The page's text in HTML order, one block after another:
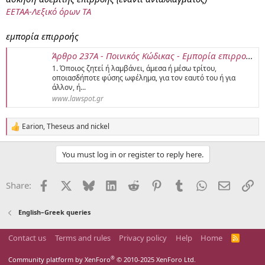
μεσάζοντα.
Θα προσθέσω όμως και (για ειδικές χρήσεις) τονδιεκπεραιωτή.
ΕΕΤΑΑ-Λεξικό όρων ΤΑ
εμπορία επιρροής
Άρθρο 237Α - Ποινικός Κώδικας - Εμπορία επιρροής - Μεσάζοντες
1. Όποιος ζητεί ή λαμβάνει, άμεσα ή μέσω τρίτου,
οποιασδήποτε φύσης ωφέλημα, για τον εαυτό του ή για
άλλον, ή...
www.lawspot.gr
R
e
o
:
Earion,Theseus and nickel
You must log in or register to reply here.
Share: Facebook Bluesky LinkedInReddit PinterestTumblrWhatsApp
Email
English–Greek queries
Contact us Terms and rules Privacy policy Help Home
Community platform by XenForo® © 2010-2025 XenForo Ltd.